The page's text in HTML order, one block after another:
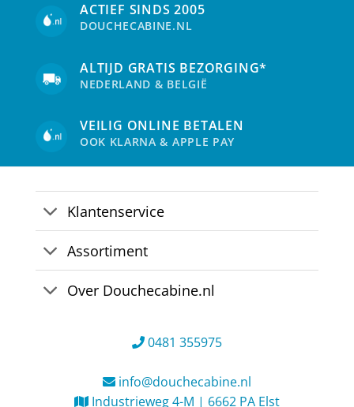
ACTIEF SINDS 2005
DOUCHECABINE.NL
ALTIJD GRATIS BEZORGING*
NEDERLAND & BELGIË
VEILIG ONLINE BETALEN
OOK KLARNA & APPLE PAY
Klantenservice
Assortiment
Over Douchecabine.nl
0481 355975
info@douchecabine.nl
Industrieweg 4-M | 6662 PA Elst